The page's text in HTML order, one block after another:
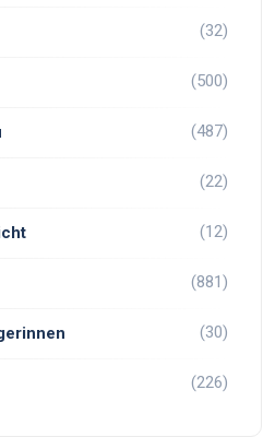
(32)
(500)
(487)
(22)
(12)
(881)
(30)
(226)